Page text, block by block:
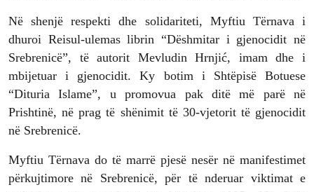
Në shenjë respekti dhe solidariteti, Myftiu Tërnava i
dhuroi Reisul-ulemas librin “Dëshmitar i gjenocidit në
Srebrenicë”, të autorit Mevludin Hrnjić, imam dhe i
mbijetuar i gjenocidit. Ky botim i Shtëpisë Botuese
“Dituria Islame”, u promovua pak ditë më parë në
Prishtinë, në prag të shënimit të 30-vjetorit të gjenocidit
në Srebrenicë.
Myftiu Tërnava do të marrë pjesë nesër në manifestimet
përkujtimore në Srebrenicë, për të nderuar viktimat e